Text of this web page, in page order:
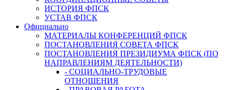
ИСТОРИЯ ФПСК
УСТАВ ФПСК
Официально
МАТЕРИАЛЫ КОНФЕРЕНЦИЙ ФПСК
ПОСТАНОВЛЕНИЯ СОВЕТА ФПСК
ПОСТАНОВЛЕНИЯ ПРЕЗИДИУМА ФПСК (ПО
НАПРАВЛЕНИЯМ ДЕЯТЕЛЬНОСТИ)
- СОЦИАЛЬНО-ТРУДОВЫЕ
ОТНОШЕНИЯ